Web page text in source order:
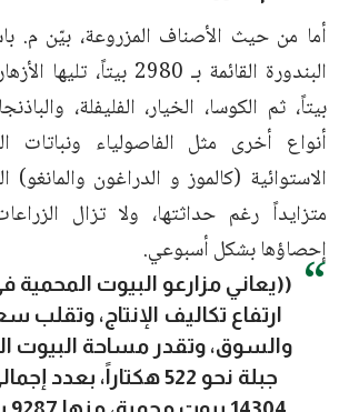
أما من حيث الأصناف المزروعة، بيّن م.
بيتاً، ثم الكوسا، الخيار، الفليفلة،
أنواع أخرى مثل الفاصولياء ونباتات
الاستوائية (كالموز و الدراغون والمانغو)
متزايداً رغم حداثتها، ولا تزال
إحصاؤها بشكل أسبوعي.
((يعاني مزارعو البيوت المحمية
ارتفاع تكاليف الإنتاج، وتقلب
والسوق، وتقدر مساحة البيوت
جبلة نحو 522 هكتاراً، بعدد